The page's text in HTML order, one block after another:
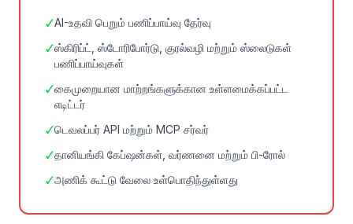
✓AI-உதவி பெறும் பணிப்பாய்வு தேர்வு
✓ஸ்கிரிப்ட், ஸ்டோரிபோர்டு, குரல்வழி மற்றும் ஸ்லைடுகள்
பணிப்பாய்வுகள்
✓கைமுறையான மாற்றங்களுக்கான உள்ளமைக்கப்பட்ட
எடிட்டர்
✓டெவலப்பர் API மற்றும் MCP சர்வர்
✓தானியங்கி கேப்ஷன்கள், வர்ணனை மற்றும் பி-ரோல்
✓அணிக் கூட்டு வேலை உள்பொதிந்துள்ளது